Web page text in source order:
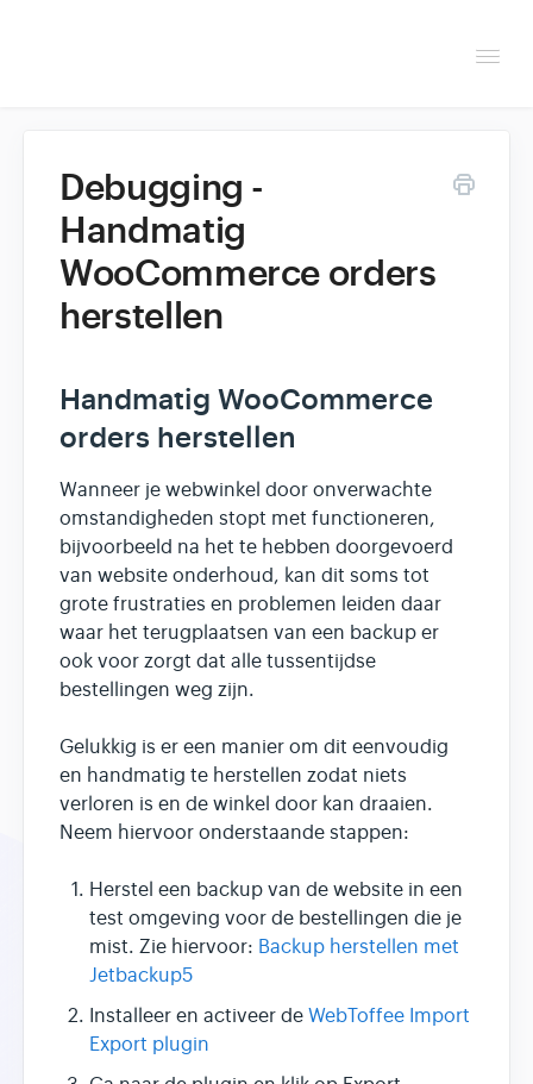
Helpdesk
Optimaliseren & debuggen
Reseller & developer
Contact
Klantenpaneel →
Hoasted.com →
Debugging -
Handmatig
WooCommerce orders
herstellen
Handmatig WooCommerce
orders herstellen
Wanneer je webwinkel door onverwachte
omstandigheden stopt met functioneren,
bijvoorbeeld na het te hebben doorgevoerd
van website onderhoud, kan dit soms tot
grote frustraties en problemen leiden daar
waar het terugplaatsen van een backup er
ook voor zorgt dat alle tussentijdse
bestellingen weg zijn.
Gelukkig is er een manier om dit eenvoudig
en handmatig te herstellen zodat niets
verloren is en de winkel door kan draaien.
Neem hiervoor onderstaande stappen:
Herstel een backup van de website in een
test omgeving voor de bestellingen die je
mist. Zie hiervoor: Backup herstellen met
Jetbackup5
Installeer en activeer de WebToffee Import
Export plugin